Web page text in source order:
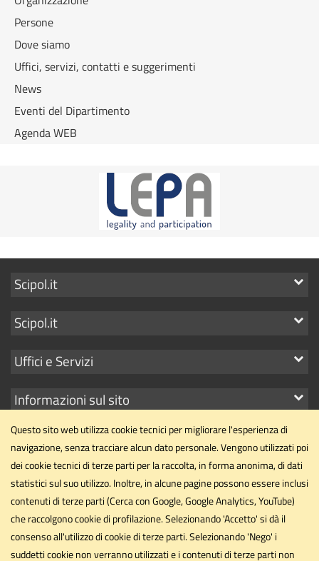
Persone
Dove siamo
Uffici, servizi, contatti e suggerimenti
News
Eventi del Dipartimento
Agenda WEB
Mostra
link
Scipol.it
Mostra
link
Scipol.it
Mostra
link
Uffici e Servizi
Mostra
link
Informazioni sul sito
Dipartimento di Scienze Politiche
Università degli Studi di Perugia
Via Pascoli, 20 - 06123 - Perugia
Email
dipartimento.scipol@unipg.it
Questo sito web utilizza cookie tecnici per migliorare l'esperienza di
navigazione, senza tracciare alcun dato personale. Vengono utilizzati poi
dei cookie tecnici di terze parti per la raccolta, in forma anonima, di dati
statistici sul suo utilizzo. Inoltre, in alcune pagine possono essere inclusi
contenuti di terze parti (Cerca con Google, Google Analytics, YouTube)
che raccolgono cookie di profilazione. Selezionando 'Accetto' si dà il
consenso all'utilizzo di cookie di terze parti. Selezionando 'Nego' i
suddetti cookie non verranno utilizzati e i contenuti di terze parti non